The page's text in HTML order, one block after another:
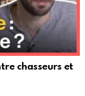
chasseurs et